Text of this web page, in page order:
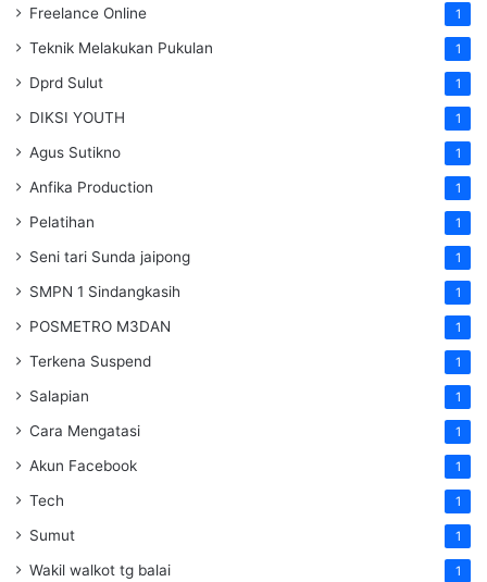
Freelance Online 1
Teknik Melakukan Pukulan 1
Dprd Sulut 1
DIKSI YOUTH 1
Agus Sutikno 1
Anfika Production 1
Pelatihan 1
Seni tari Sunda jaipong 1
SMPN 1 Sindangkasih 1
POSMETRO M3DAN 1
Terkena Suspend 1
Salapian 1
Cara Mengatasi 1
Akun Facebook 1
Tech 1
Sumut 1
Wakil walkot tg balai 1